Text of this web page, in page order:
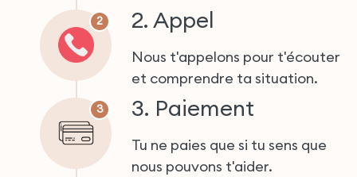
2 2. Appel
Nous t'appelons pour t'écouter
et comprendre ta situation.
3 3. Paiement
Tu ne paies que si tu sens que
nous pouvons t'aider.